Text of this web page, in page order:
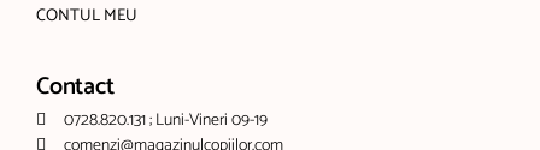
CONTUL MEU
Contact
0728.820.131 ; Luni-Vineri 09-19